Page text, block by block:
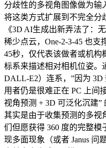
分歧性的多视角图像做为输
将这类方式扩展到不完全分
《3D AI生成出新弄法了：
稀少点云，One-2-3-45 也
45秒，仅代表该做者或机构
标系来描述相对相机位姿。
DALL-E2）连系，”因为 3D
用者仍是很难正在 PC 上间
视角预测 + 3D 可泛化沉建
其实是由于收集预测的多视
们但愿获得 360 度的完整
现多面现象（或者 Janus 问